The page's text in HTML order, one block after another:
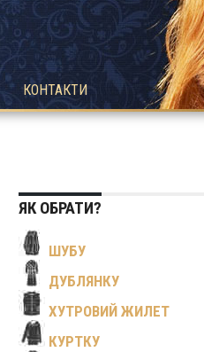
КОНТАКТИ
ЯК ОБРАТИ?
ШУБУ
ДУБЛЯНКУ
ХУТРОВИЙ ЖИЛЕТ
КУРТКУ